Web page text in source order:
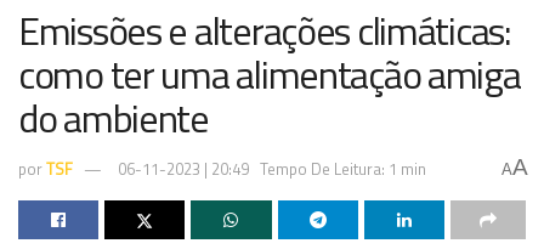
Emissões e alterações climáticas:
como ter uma alimentação amiga
do ambiente
porTSF 06-11-2023 | 20:49 Tempo De Leitura: 1 min AA